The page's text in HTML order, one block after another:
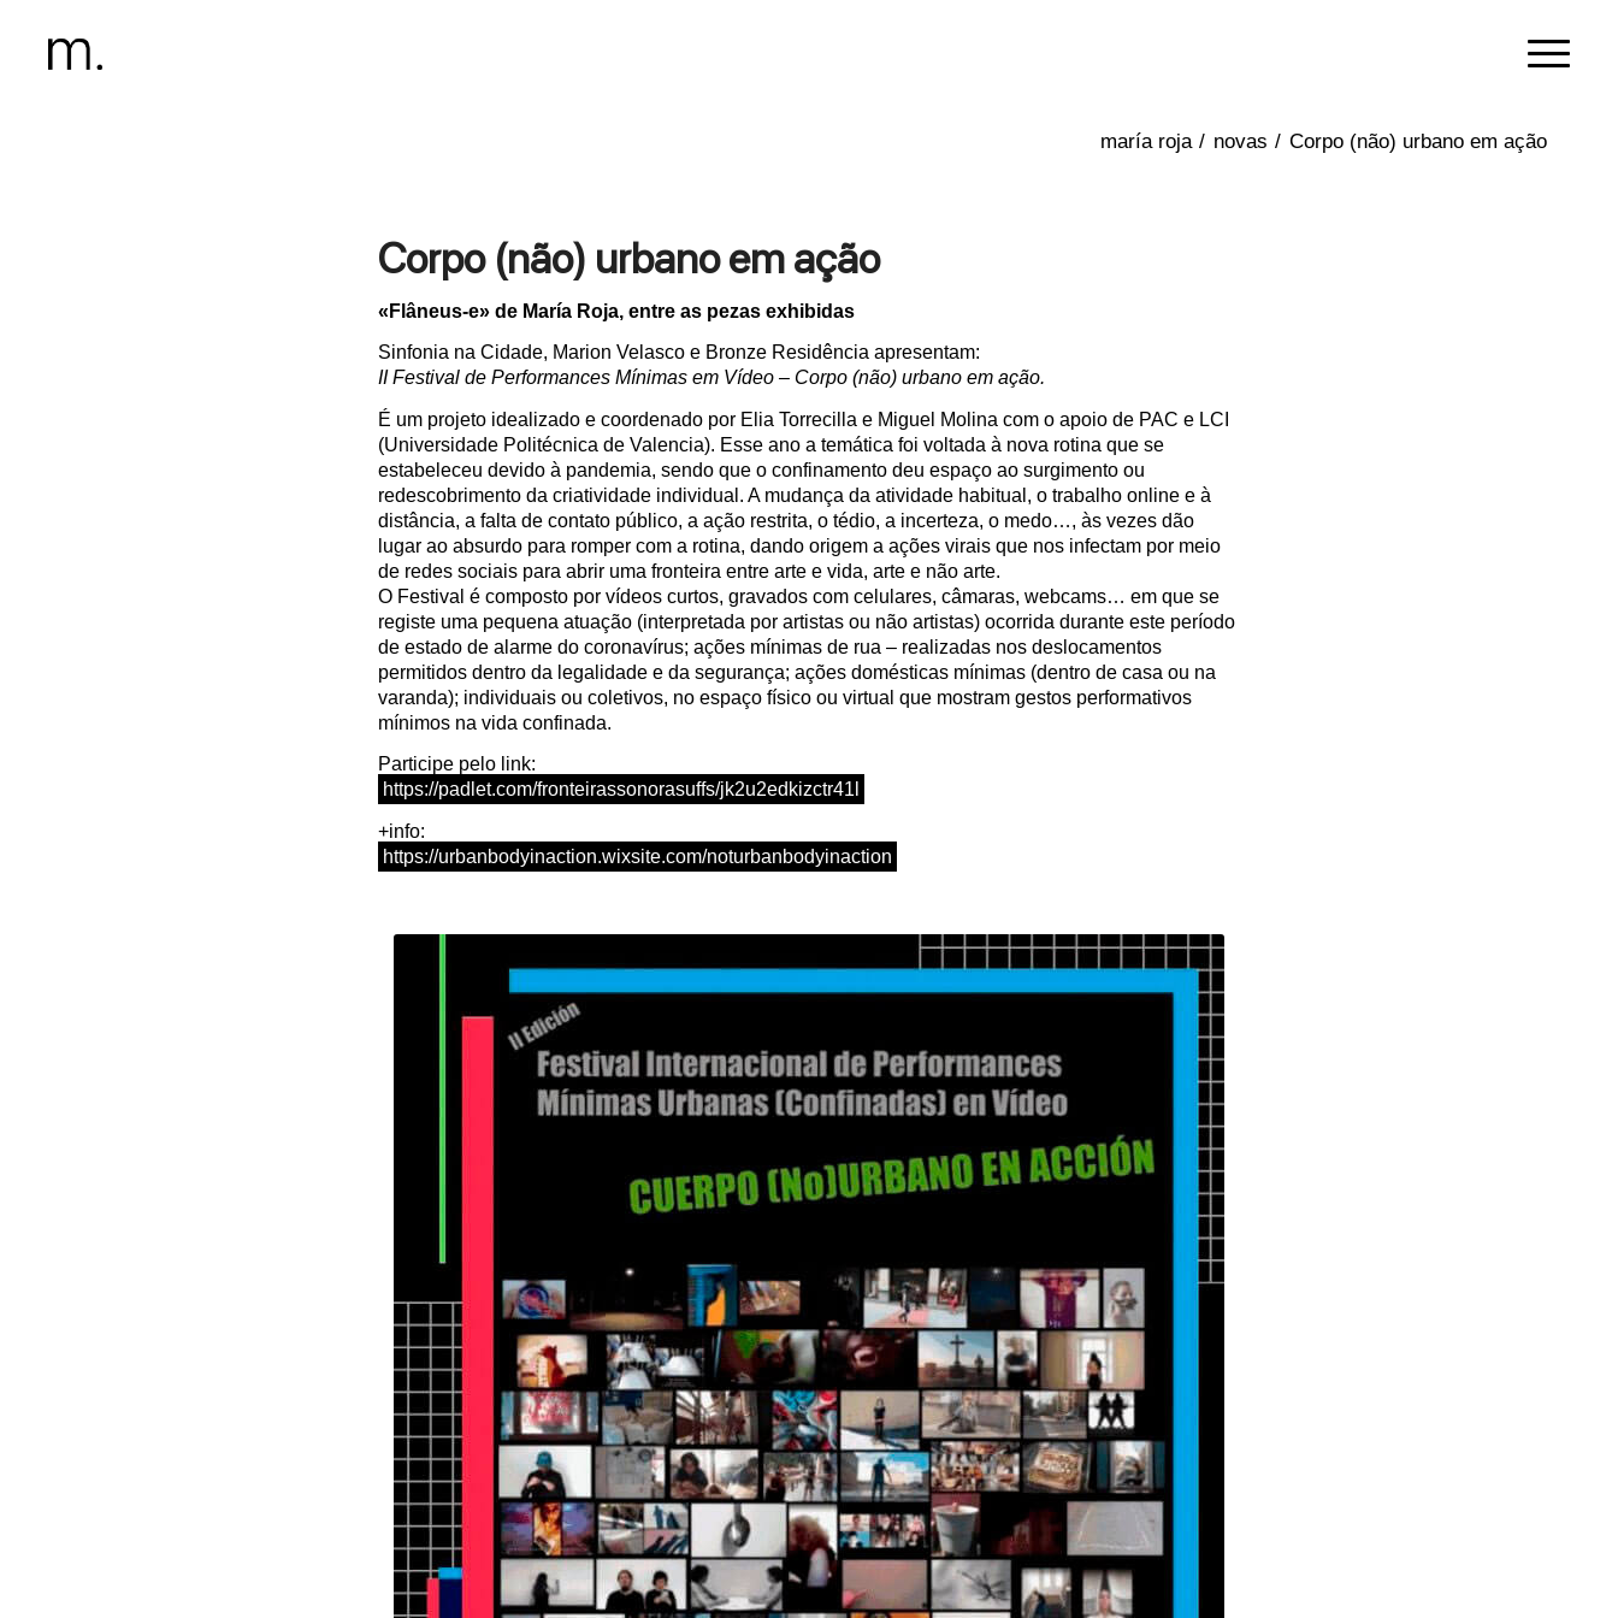
/ novas / Corpo (não) urbano em ação
Corpo (não) urbano em ação
«Flâneus-e» de María Roja, entre as pezas exhibidas
Sinfonia na Cidade, Marion Velasco e Bronze Residência apresentam:
II Festival de Performances Mínimas em Vídeo – Corpo (não) urbano em ação.
É um projeto idealizado e coordenado por Elia Torrecilla e Miguel Molina com o apoio de PAC e LCI
(Universidade Politécnica de Valencia). Esse ano a temática foi voltada à nova rotina que se
estabeleceu devido à pandemia, sendo que o confinamento deu espaço ao surgimento ou
redescobrimento da criatividade individual. A mudança da atividade habitual, o trabalho online e à
distância, a falta de contato público, a ação restrita, o tédio, a incerteza, o medo…, às vezes dão
lugar ao absurdo para romper com a rotina, dando origem a ações virais que nos infectam por meio
de redes sociais para abrir uma fronteira entre arte e vida, arte e não arte.
O Festival é composto por vídeos curtos, gravados com celulares, câmaras, webcams… em que se
registe uma pequena atuação (interpretada por artistas ou não artistas) ocorrida durante este período
de estado de alarme do coronavírus; ações mínimas de rua – realizadas nos deslocamentos
permitidos dentro da legalidade e da segurança; ações domésticas mínimas (dentro de casa ou na
varanda); individuais ou coletivos, no espaço físico ou virtual que mostram gestos performativos
mínimos na vida confinada.
Participe pelo link:
https://padlet.com/fronteirassonorasuffs/jk2u2edkizctr41l
+info:
https://urbanbodyinaction.wixsite.com/noturbanbodyinaction